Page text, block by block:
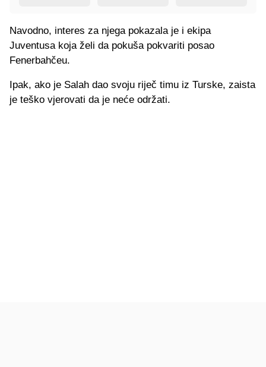
Navodno, interes za njega pokazala je i ekipa
Juventusa koja želi da pokuša pokvariti posao
Fenerbahčeu.
Ipak, ako je Salah dao svoju riječ timu iz Turske, zaista
je teško vjerovati da je neće održati.